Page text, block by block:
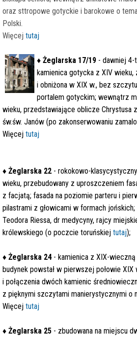
oraz sttropowe gotyckie i barokowe o
Polski.
Więcej tutaj
♦ Żeglarska 17/19 - dawniej 4-
kamienica gotycka z XIV wieku,
i obniżona w XIX w., bez
portalem gotyckim; wewnątrz
wieku, przedstawiające oblicze Chrystusa
św.św. Janów (po zakonserwowaniu
Więcej tutaj
♦ Żeglarska 22 - rokokowo-
wieku, przebudowany z uproszczeniem
z facjatą; fasada na poziomie parteru i
pilastrami z głowicami w formach jońskich;
Teodora Riessa, dr medycyny, rajcy
królewskiego (o poczcie toruńskiej tutaj);
♦ Żeglarska 24- kamienica z XIX-
budynek powstał w pierwszej połowie
i połączenia dwóch kamienic
z pięknymi szczytami manierystycznymi o
Więcej tutaj
♦ Żeglarska 25 - zbudowana na miejscu